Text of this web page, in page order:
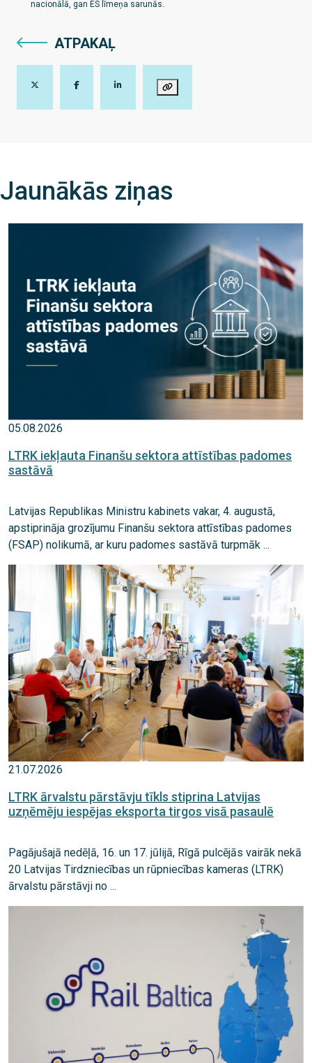
nacionālā, gan ES līmeņa sarunās.
ATPAKAĻ
Jaunākās ziņas
05.08.2026
LTRK iekļauta Finanšu sektora attīstības padomes
sastāvā
Latvijas Republikas Ministru kabinets vakar, 4. augustā,
apstiprināja grozījumu Finanšu sektora attīstības padomes
(FSAP) nolikumā, ar kuru padomes sastāvā turpmāk ...
21.07.2026
LTRK ārvalstu pārstāvju tīkls stiprina Latvijas
uzņēmēju iespējas eksporta tirgos visā pasaulē
Pagājušajā nedēļā, 16. un 17. jūlijā, Rīgā pulcējās vairāk nekā
20 Latvijas Tirdzniecības un rūpniecības kameras (LTRK)
ārvalstu pārstāvji no ...